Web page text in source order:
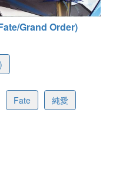
Grand Order)
Fate 純愛